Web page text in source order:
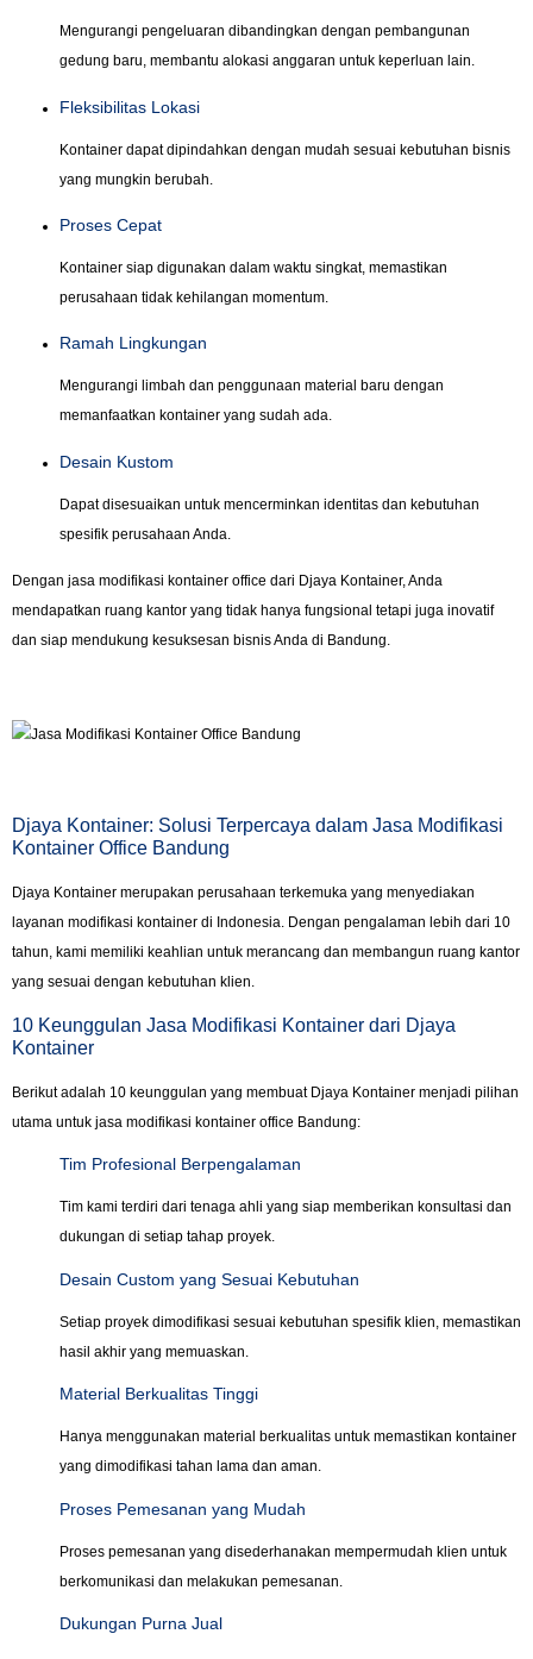
Mengurangi pengeluaran dibandingkan dengan pembangunan
gedung baru, membantu alokasi anggaran untuk keperluan lain.
Fleksibilitas Lokasi
Kontainer dapat dipindahkan dengan mudah sesuai kebutuhan bisnis
yang mungkin berubah.
Proses Cepat
Kontainer siap digunakan dalam waktu singkat, memastikan
perusahaan tidak kehilangan momentum.
Ramah Lingkungan
Mengurangi limbah dan penggunaan material baru dengan
memanfaatkan kontainer yang sudah ada.
Desain Kustom
Dapat disesuaikan untuk mencerminkan identitas dan kebutuhan
spesifik perusahaan Anda.
Dengan jasa modifikasi kontainer office dari Djaya Kontainer, Anda
mendapatkan ruang kantor yang tidak hanya fungsional tetapi juga inovatif
dan siap mendukung kesuksesan bisnis Anda di Bandung.
Djaya Kontainer: Solusi Terpercaya dalam Jasa Modifikasi
Kontainer Office Bandung
Djaya Kontainer merupakan perusahaan terkemuka yang menyediakan
layanan modifikasi kontainer di Indonesia. Dengan pengalaman lebih dari 10
tahun, kami memiliki keahlian untuk merancang dan membangun ruang kantor
yang sesuai dengan kebutuhan klien.
10 Keunggulan Jasa Modifikasi Kontainer dari Djaya
Kontainer
Berikut adalah 10 keunggulan yang membuat Djaya Kontainer menjadi pilihan
utama untuk jasa modifikasi kontainer office Bandung:
Tim Profesional Berpengalaman
Tim kami terdiri dari tenaga ahli yang siap memberikan konsultasi dan
dukungan di setiap tahap proyek.
Desain Custom yang Sesuai Kebutuhan
Setiap proyek dimodifikasi sesuai kebutuhan spesifik klien, memastikan
hasil akhir yang memuaskan.
Material Berkualitas Tinggi
Hanya menggunakan material berkualitas untuk memastikan kontainer
yang dimodifikasi tahan lama dan aman.
Proses Pemesanan yang Mudah
Proses pemesanan yang disederhanakan mempermudah klien untuk
berkomunikasi dan melakukan pemesanan.
Dukungan Purna Jual